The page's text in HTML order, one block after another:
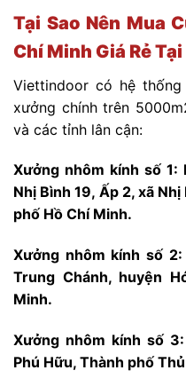
Tại Sao Nên Mua
Chí Minh Giá Rẻ
Viettindoor có hệ
xưởng chính trên
và các tỉnh lân cận:
Xưởng nhôm kính số
Nhị Bình 19, Ấp 2, xã
phố Hồ Chí Minh.
Xưởng nhôm kính số
Trung Chánh, huyện
Minh.
Xưởng nhôm kính số
Phú Hữu, Thành phố